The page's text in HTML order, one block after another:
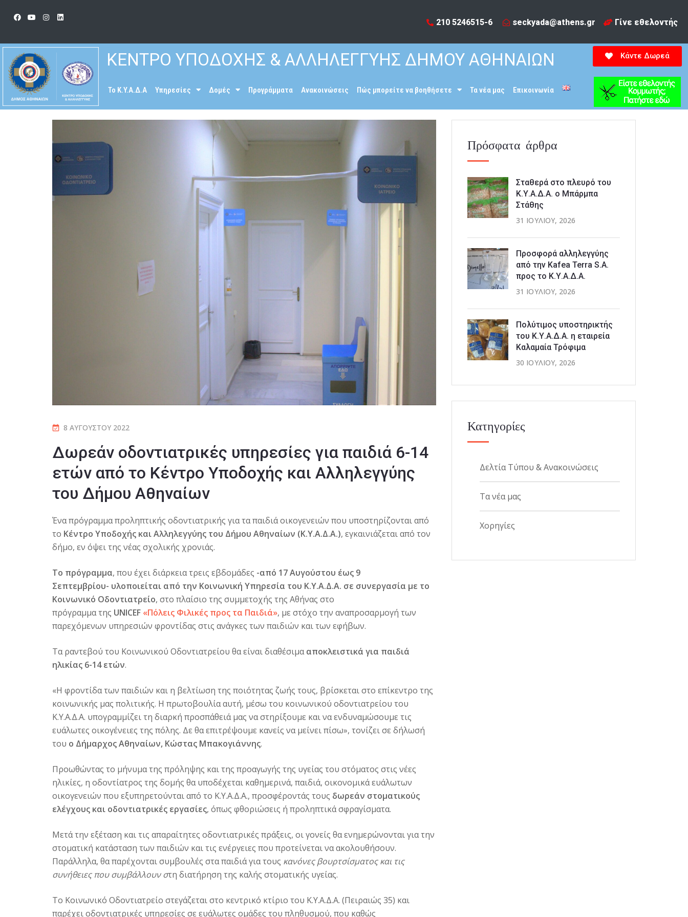
210 5246515-6​ seckyada@athens.gr Γίνε εθελοντής
ΚΕΝΤΡΟ ΥΠΟΔΟΧΗΣ & ΑΛΛΗΛΕΓΓΥΗΣ ΔΗΜΟΥ ΑΘΗΝΑΙΩΝ
To K.Y.A.Δ.Α Υπηρεσίες Δομές Προγράμματα Ανακοινώσεις Πώς μπορείτε να βοηθήσετε Τα νέα μας Επικοινωνία
Κάντε Δωρεά
8 ΑΥΓΟΎΣΤΟΥ 2022
Δωρεάν οδοντιατρικές υπηρεσίες για παιδιά 6-14
ετών από το Κέντρο Υποδοχής και Αλληλεγγύης
του Δήμου Αθηναίων
Ένα πρόγραμμα προληπτικής οδοντιατρικής για τα παιδιά οικογενειών που υποστηρίζονται από
το Κέντρο Υποδοχής και Αλληλεγγύης του Δήμου Αθηναίων (Κ.Υ.Α.Δ.Α.), εγκαινιάζεται από τον
δήμο, εν όψει της νέας σχολικής χρονιάς.
Το πρόγραμμα, που έχει διάρκεια τρεις εβδομάδες -από 17 Αυγούστου έως 9
Σεπτεμβρίου- υλοποιείται από την Κοινωνική Υπηρεσία του Κ.Υ.Α.Δ.Α. σε συνεργασία με το
Κοινωνικό Οδοντιατρείο, στο πλαίσιο της συμμετοχής της Αθήνας στο
πρόγραμμα της UNICEF «Πόλεις Φιλικές προς τα Παιδιά», με στόχο την αναπροσαρμογή των
παρεχόμενων υπηρεσιών φροντίδας στις ανάγκες των παιδιών και των εφήβων.
Τα ραντεβού του Κοινωνικού Οδοντιατρείου θα είναι διαθέσιμααποκλειστικά για παιδιά
ηλικίας 6-14 ετών.
«Η φροντίδα των παιδιών και η βελτίωση της ποιότητας ζωής τους, βρίσκεται στο επίκεντρο της
κοινωνικής μας πολιτικής. Η πρωτοβουλία αυτή, μέσω του κοινωνικού οδοντιατρείου του
Κ.Υ.Α.Δ.Α. υπογραμμίζει τη διαρκή προσπάθειά μας να στηρίξουμε και να ενδυναμώσουμε τις
ευάλωτες οικογένειες της πόλης. Δε θα επιτρέψουμε κανείς να μείνει πίσω», τονίζει σε δήλωσή
του ο Δήμαρχος Αθηναίων, Κώστας Μπακογιάννης.
Προωθώντας το μήνυμα της πρόληψης και της προαγωγής της υγείας του στόματος στις νέες
ηλικίες, η οδοντίατρος της δομής θα υποδέχεται καθημερινά, παιδιά, οικονομικά ευάλωτων
οικογενειών που εξυπηρετούνται από το Κ.Υ.Α.Δ.Α., προσφέροντάς τους δωρεάν στοματικούς
ελέγχους και οδοντιατρικές εργασίες, όπως φθοριώσεις ή προληπτικά σφραγίσματα.
Μετά την εξέταση και τις απαραίτητες οδοντιατρικές πράξεις, οι γονείς θα ενημερώνονται για την
στοματική κατάσταση των παιδιών και τις ενέργειες που προτείνεται να ακολουθήσουν.
Παράλληλα, θα παρέχονταισυμβουλές στα παιδιά για τους κανόνες βουρτσίσματος και τις
συνήθειες που συμβάλλουν στη διατήρηση της καλής στοματικής υγείας.
Το Κοινωνικό Οδοντιατρείο στεγάζεται στο κεντρικό κτίριο του Κ.Υ.Α.Δ.Α. (Πειραιώς 35) και
παρέχει οδοντιατρικές υπηρεσίες σε ευάλωτες ομάδες του πληθυσμού, που καθώς
Πρόσφατα άρθρα
Σταθερά στο πλευρό του
Κ.Υ.Α.Δ.Α. ο Μπάρμπα
Στάθης
31 ΙΟΥΛΊΟΥ, 2026
Προσφορά αλληλεγγύης
από την Kafea Terra S.A.
προς το Κ.Υ.Α.Δ.Α.
31 ΙΟΥΛΊΟΥ, 2026
Πολύτιμος υποστηρικτής
του Κ.Υ.Α.Δ.Α. η εταιρεία
Καλαμαία Τρόφιμα
30 ΙΟΥΛΊΟΥ, 2026
Κατηγορίες
Δελτία Τύπου & Ανακοινώσεις
Τα νέα μας
Χορηγίες